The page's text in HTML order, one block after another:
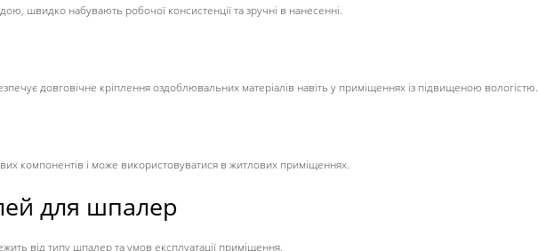
швидко набувають робочої консистенції та зручні в нанесенні.
довговічне кріплення оздоблювальних матеріалів навіть у приміщеннях із підвищеною вологістю.
компонентів і може використовуватися в житлових приміщеннях.
для шпалер
від типу шпалер та умов експлуатації приміщення.